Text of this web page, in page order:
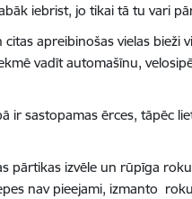
iebrist, jo tikai tā tu vari
citas apreibinošas vielas bieži
vadīt automašīnu,
ir sastopamas ērces, tāpēc
pārtikas izvēle un rūpīga
nav pieejami, izmanto